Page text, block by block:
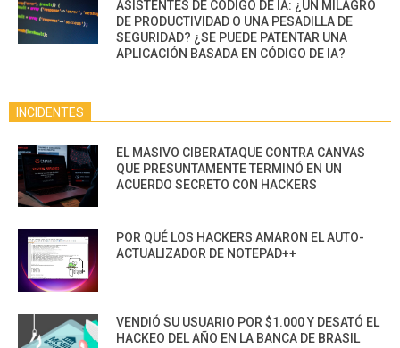
ASISTENTES DE CÓDIGO DE IA: ¿UN MILAGRO
DE PRODUCTIVIDAD O UNA PESADILLA DE
SEGURIDAD? ¿SE PUEDE PATENTAR UNA
APLICACIÓN BASADA EN CÓDIGO DE IA?
INCIDENTES
EL MASIVO CIBERATAQUE CONTRA CANVAS
QUE PRESUNTAMENTE TERMINÓ EN UN
ACUERDO SECRETO CON HACKERS
POR QUÉ LOS HACKERS AMARON EL AUTO-
ACTUALIZADOR DE NOTEPAD++
VENDIÓ SU USUARIO POR $1.000 Y DESATÓ EL
HACKEO DEL AÑO EN LA BANCA DE BRASIL